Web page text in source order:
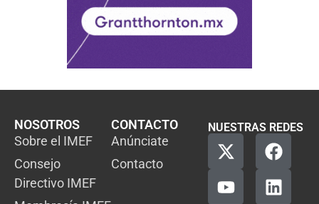
NOSOTROS
Sobre el IMEF
Consejo
Directivo IMEF
CONTACTO
Anúnciate
Contacto
NUESTRAS REDES